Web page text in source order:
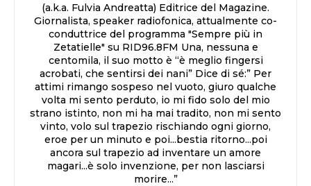
(a.k.a. Fulvia Andreatta) Editrice del Magazine.
Giornalista, speaker radiofonica, attualmente co-
conduttrice del programma "Sempre più in
Zetatielle" su RID96.8FM Una, nessuna e
centomila, il suo motto è “è meglio fingersi
acrobati, che sentirsi dei nani” Dice di sé:” Per
attimi rimango sospeso nel vuoto, giuro qualche
volta mi sento perduto, io mi fido solo del mio
strano istinto, non mi ha mai tradito, non mi sento
vinto, volo sul trapezio rischiando ogni giorno,
eroe per un minuto e poi...bestia ritorno...poi
ancora sul trapezio ad inventare un amore
magari...è solo invenzione, per non lasciarsi
morire...”